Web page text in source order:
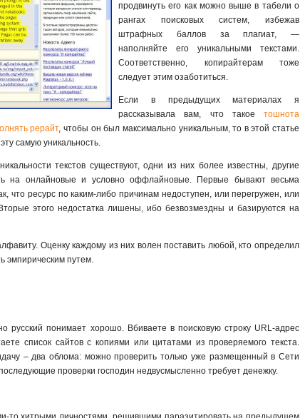
продвинуть его как можно выше в табели о
рангах поисковых систем, избежав
штрафных баллов за плагиат, —
наполняйте его уникальными текстами.
Соответственно, копирайтерам тоже
следует этим озаботиться.
Если в предыдущих материалах я
рассказывала вам, что такое тошнота
рерайт, чтобы он был максимально уникальным, то в этой статье
самую уникальность.
текстов существуют, одни из них более известны, другие
на онлайновые и условно оффлайновые. Первые бывают весьма
что ресурс по каким-либо причинам недоступен, или перегружен, или
этого недостатка лишены, ибо безвозмездны и базируются на
Оценку каждому из них волен поставить любой, кто определил
эмпирическим путем.
русский понимает хорошо. Вбиваете в поисковую строку URL-адрес
список сайтов с копиями или цитатами из проверяемого текста.
– два облома: можно проверить только уже размещенный в Сети
проверки господин недвусмысленно требует денежку.